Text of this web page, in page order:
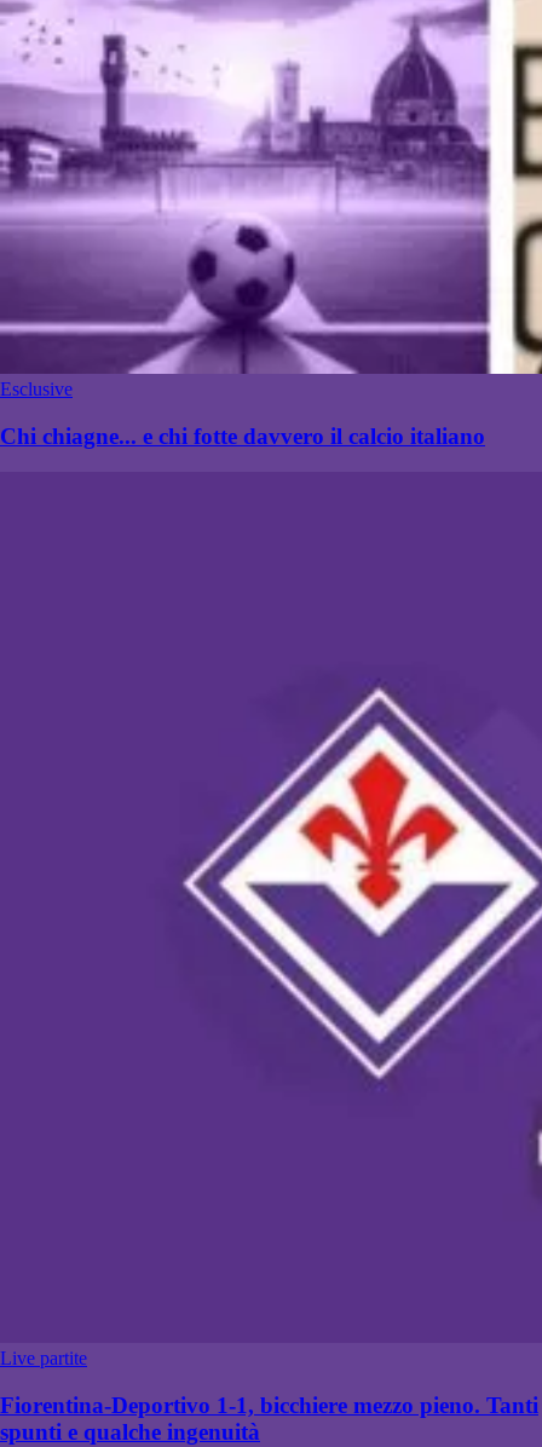
Esclusive
Chi chiagne... e chi fotte davvero il calcio italiano
Live partite
Fiorentina-Deportivo 1-1, bicchiere mezzo pieno. Tanti
spunti e qualche ingenuità